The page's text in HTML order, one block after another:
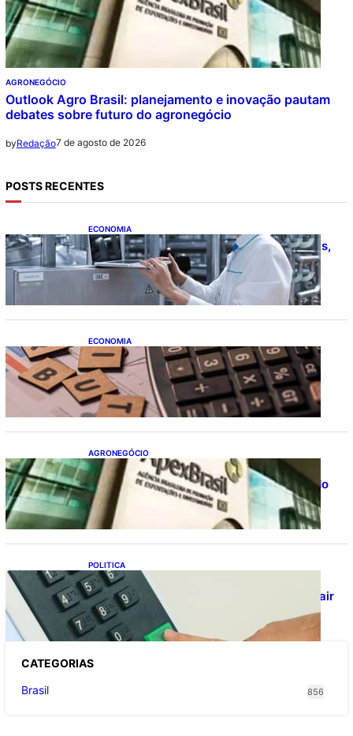
AGRONEGÓCIO
Outlook Agro Brasil: planejamento e inovação pautam
debates sobre futuro do agronegócio
byRedação7 de agosto de 2026
POSTS RECENTES
ECONOMIA
CNI: indústria investe em máquinas novas,
mas modernização tecnológica avança
lentamente
ECONOMIA
Após pedido de entidades empresariais,
Receita flexibiliza regras da Reforma
Tributária
AGRONEGÓCIO
Outlook Agro Brasil: planejamento e
inovação pautam debates sobre futuro do
agronegócio
POLITICA
Viracasacas? Em 2022, 259 municípios
votaram mais em Lula no 1º turno e em Jair
no 2º
CATEGORIAS
Brasil
856